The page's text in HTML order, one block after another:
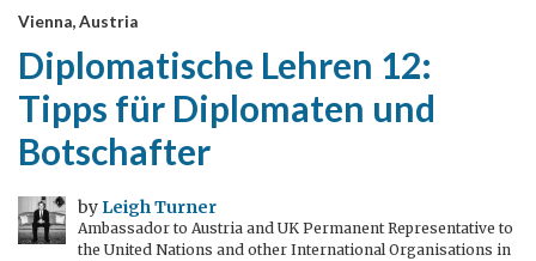
Vienna, Austria
Diplomatische Lehren 12:
Tipps für Diplomaten und
Botschafter
by Leigh Turner
Ambassador to Austria and UK Permanent Representative to
the United Nations and other International Organisations in